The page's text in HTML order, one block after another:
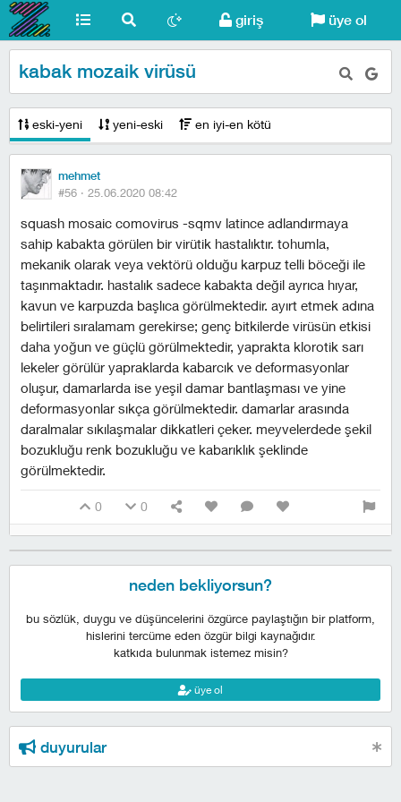
giriş üye ol
kabak mozaik virüsü
eski-yeni yeni-eski en iyi-en kötü
mehmet
#56 · 25.06.2020 08:42
squash mosaic comovirus -sqmv latince adlandırmaya
sahip kabakta görülen bir virütik hastalıktır. tohumla,
mekanik olarak veya vektörü olduğu karpuz telli böceği ile
taşınmaktadır. hastalık sadece kabakta değil ayrıca hıyar,
kavun ve karpuzda başlıca görülmektedir. ayırt etmek adına
belirtileri sıralamam gerekirse; genç bitkilerde virüsün etkisi
daha yoğun ve güçlü görülmektedir, yaprakta klorotik sarı
lekeler görülür yapraklarda kabarcık ve deformasyonlar
oluşur, damarlarda ise yeşil damar bantlaşması ve yine
deformasyonlar sıkça görülmektedir. damarlar arasında
daralmalar sıkılaşmalar dikkatleri çeker. meyvelerdede şekil
bozukluğu renk bozukluğu ve kabarıklık şeklinde
görülmektedir.
0 0
neden bekliyorsun?
bu sözlük, duygu ve düşüncelerini özgürce paylaştığın bir platform,
hislerini tercüme eden özgür bilgi kaynağıdır.
katkıda bulunmak istemez misin?
üye ol
duyurular